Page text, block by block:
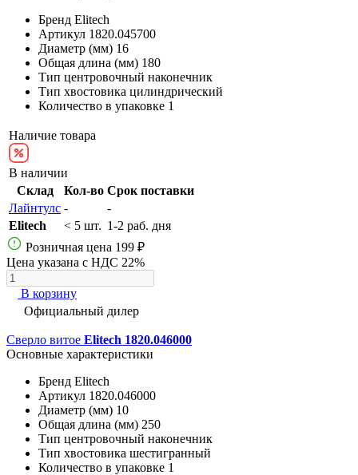
Бренд Elitech
Артикул 1820.045700
Диаметр (мм) 16
Общая длина (мм) 180
Тип центровочный наконечник
Тип хвостовика цилиндрический
Количество в упаковке 1
Наличие товара
В наличии
Склад
Кол-во Срок поставки
Лайнтулс -
-
Elitech
< 5 шт. 1-2 раб. дня
Розничная цена 199 ₽
Цена указана с НДС 22%
В корзину
Официальный дилер
Сверло витое Elitech 1820.046000
Основные характеристики
Бренд Elitech
Артикул 1820.046000
Диаметр (мм) 10
Общая длина (мм) 250
Тип центровочный наконечник
Тип хвостовика шестигранный
Количество в упаковке 1